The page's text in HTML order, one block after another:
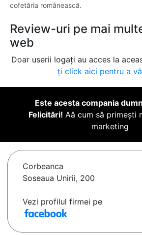
cofetăria românească.
Review-uri pe mai
web
Doar userii logați au acces la
ți click aici pentru a
Este acesta compania
Felicitări! Aă cum să primești
marketing
Corbeanca
Soseaua Unirii, 200
Vezi profilul firmei pe